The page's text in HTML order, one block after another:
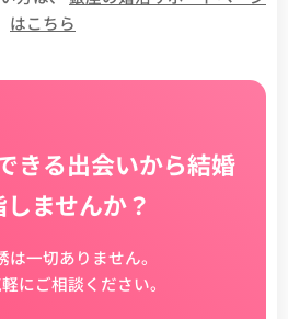
はこちら
きる出会いから結婚
ませんか？
は一切ありません。
にご相談ください。